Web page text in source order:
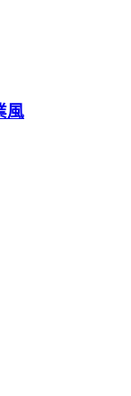
風